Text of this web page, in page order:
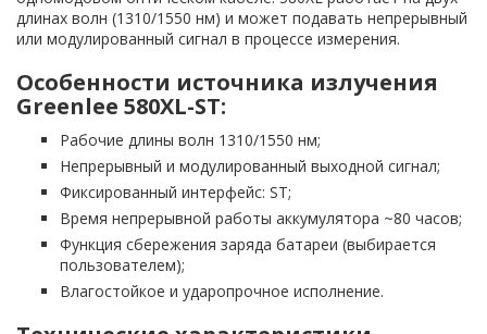
длинах волн (1310/1550 нм) и может подавать непрерывный
или модулированный сигнал в процессе измерения.
Особенности источника излучения
Greenlee 580XL-ST:
Рабочие длины волн 1310/1550 нм;
Непрерывный и модулированный выходной сигнал;
Фиксированный интерфейс: ST;
Время непрерывной работы аккумулятора ~80 часов;
Функция сбережения заряда батареи (выбирается
пользователем);
Влагостойкое и ударопрочное исполнение.